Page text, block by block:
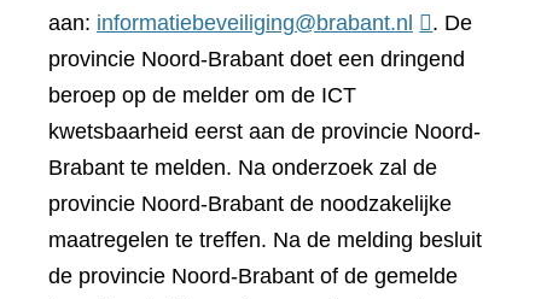
een
andere
website)
aan: informatiebeveiliging@brabant.nl
. De
provincie Noord-Brabant doet een dringend
beroep op de melder om de ICT
kwetsbaarheid eerst aan de provincie Noord-
Brabant te melden. Na onderzoek zal de
provincie Noord-Brabant de noodzakelijke
maatregelen te treffen. Na de melding besluit
de provincie Noord-Brabant of de gemelde